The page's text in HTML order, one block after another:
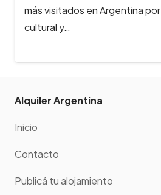
más visitados en Argentina
cultural y…
Alquiler Argentina
Inicio
Contacto
Publicá tu alojamiento